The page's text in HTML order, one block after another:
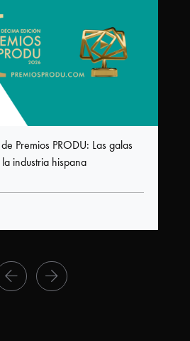
Premios PRODU: Las galas
industria hispana